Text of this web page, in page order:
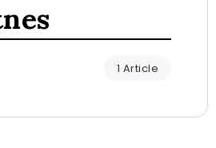
1 Article